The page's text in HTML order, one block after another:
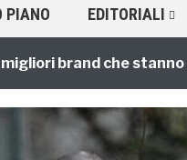
PIANO EDITORIALI
brand che stanno